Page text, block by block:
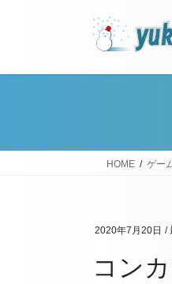
HOME ゲー
2020年7月20日 /
コン